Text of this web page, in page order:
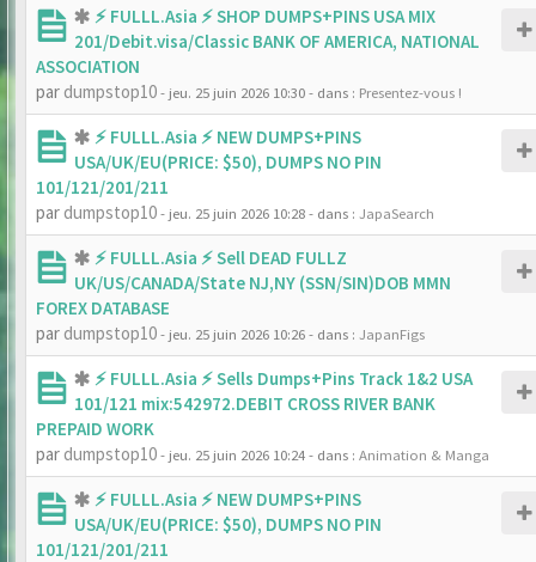
⚡ FULLL.Asia ⚡ SHOP DUMPS+PINS USA MIX
201/Debit.visa/Classic BANK OF AMERICA, NATIONAL
ASSOCIATION
par dumpstop10- jeu. 25 juin 2026 10:30- dans : Presentez-vous !
⚡ FULLL.Asia ⚡ NEW DUMPS+PINS
USA/UK/EU(PRICE: $50), DUMPS NO PIN
101/121/201/211
par dumpstop10- jeu. 25 juin 2026 10:28- dans : JapaSearch
⚡ FULLL.Asia ⚡ Sell DEAD FULLZ
UK/US/CANADA/State NJ,NY (SSN/SIN)DOB MMN
FOREX DATABASE
par dumpstop10- jeu. 25 juin 2026 10:26- dans : JapanFigs
⚡ FULLL.Asia ⚡ Sells Dumps+Pins Track 1&2 USA
101/121 mix:542972.DEBIT CROSS RIVER BANK
PREPAID WORK
par dumpstop10- jeu. 25 juin 2026 10:24- dans : Animation & Manga
⚡ FULLL.Asia ⚡ NEW DUMPS+PINS
USA/UK/EU(PRICE: $50), DUMPS NO PIN
101/121/201/211